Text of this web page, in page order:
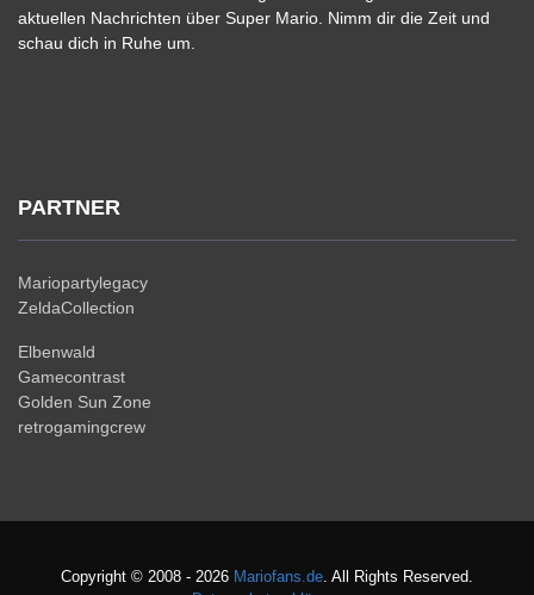
aktuellen Nachrichten über Super Mario. Nimm dir die Zeit und
schau dich in Ruhe um.
PARTNER
Mariopartylegacy
ZeldaCollection
Elbenwald
Gamecontrast
Golden Sun Zone
retrogamingcrew
Copyright © 2008 - 2026 Mariofans.de. All Rights Reserved.